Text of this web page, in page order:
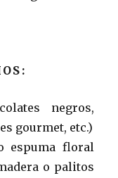
negros,
gourmet, etc.)
espuma floral
o palitos